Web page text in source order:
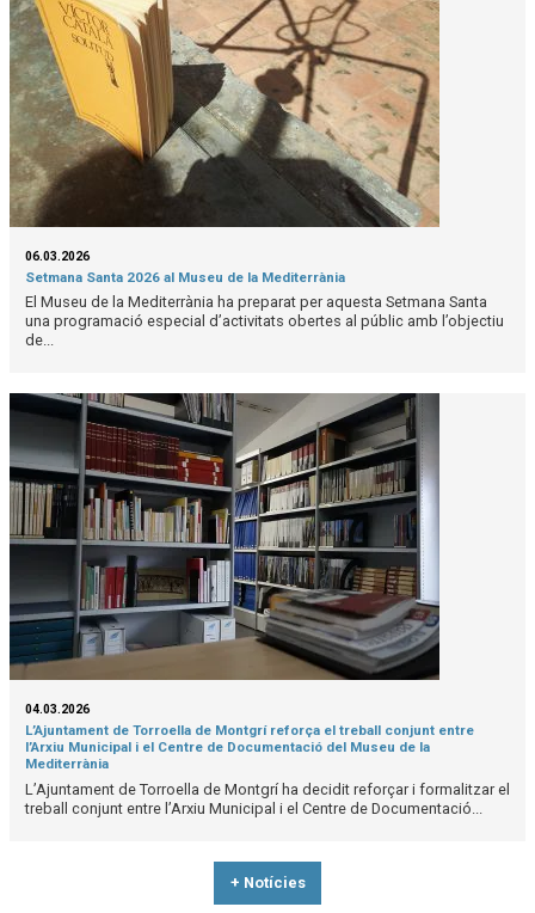
06.03.2026
Setmana Santa 2026 al Museu de la Mediterrània
El Museu de la Mediterrània ha preparat per aquesta Setmana Santa
una programació especial d’activitats obertes al públic amb l’objectiu
de...
04.03.2026
L’Ajuntament de Torroella de Montgrí reforça el treball conjunt entre
l’Arxiu Municipal i el Centre de Documentació del Museu de la
Mediterrània
L’Ajuntament de Torroella de Montgrí ha decidit reforçar i formalitzar el
treball conjunt entre l’Arxiu Municipal i el Centre de Documentació...
+ Notícies